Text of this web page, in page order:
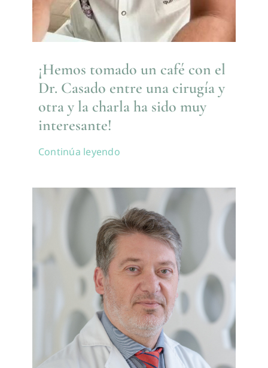
¡Hemos tomado un café con el
Dr. Casado entre una cirugía y
otra y la charla ha sido muy
interesante!
Continúa leyendo